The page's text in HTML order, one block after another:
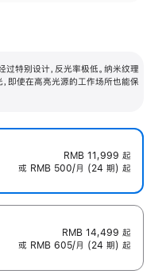
过特别设计，反光率极低。纳米纹理
即使在高亮光源的工作场所也能保
RMB 11,999 起
或 RMB 500/月 (24 期) 起
RMB 14,499 起
或 RMB 605/月 (24 期) 起